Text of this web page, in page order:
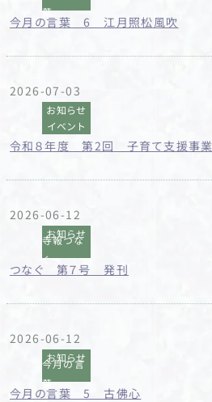
葉
今月の言葉 6 江月照松風吹
2026-07-03
お知らせ
イベント
令和８年度 第2回 子育て支援事業
2026-06-12
お知らせ
寺報つな
ぐ
つなぐ 第７号 発刊
2026-06-12
お知らせ
今月の言
葉
今月の言葉 5 古佛心